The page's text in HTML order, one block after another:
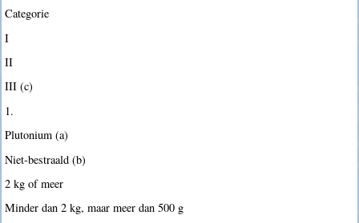
Categorie
I
II
III (c)
1.
Plutonium (a)
Niet-bestraald (b)
2 kg of meer
Minder dan 2 kg, maar meer dan 500 g